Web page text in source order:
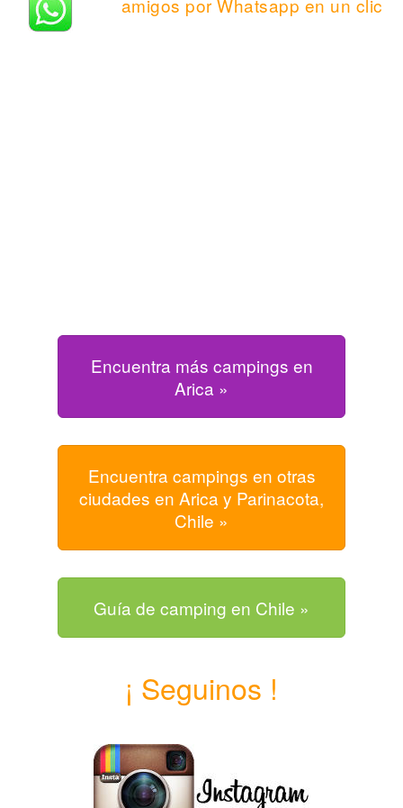
amigos por Whatsapp en un clic
Encuentra más campings en
Arica »
Encuentra campings en otras
ciudades en Arica y Parinacota,
Chile »
Guía de camping en Chile »
¡ Seguinos !